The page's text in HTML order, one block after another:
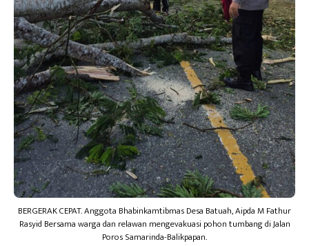
BERGERAK CEPAT. Anggota Bhabinkamtibmas Desa Batuah, Aipda M Fathur
Rasyid Bersama warga dan relawan mengevakuasi pohon tumbang di Jalan
Poros Samarinda-Balikpapan.